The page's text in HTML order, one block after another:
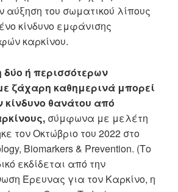
αύξηση του σωματικού λίπους
κίνδυνο εμφάνισης
καρκίνου.
ή περισσότερων
ζάχαρη καθημερινά μπορεί
κίνδυνο θανάτου από
σύμφωνα με μελέτη
τον Οκτώβριο του 2022 στο
Biomarkers & Prevention. (Το
εκδίδεται από την
Έρευνας για τον Καρκίνο, η